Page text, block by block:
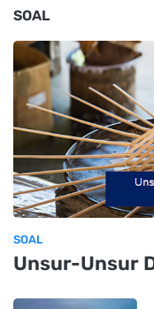
SOAL
SOAL
Unsur-Unsur